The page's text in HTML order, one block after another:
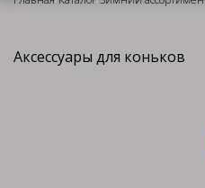
Аксессуары для коньков